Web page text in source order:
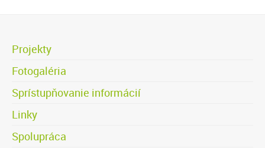
Projekty
Fotogaléria
Sprístupňovanie informácií
Linky
Spolupráca